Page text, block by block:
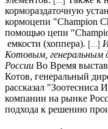
кормораздаточную
кормоцепи "Champion
помощью цепи
емкости (хоппера). [...]
Котовым,
России Во Время
Котов, генеральный
рассказал
компании на рынке
подхода к решению